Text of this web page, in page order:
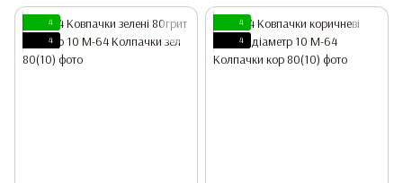
4
4
4
4